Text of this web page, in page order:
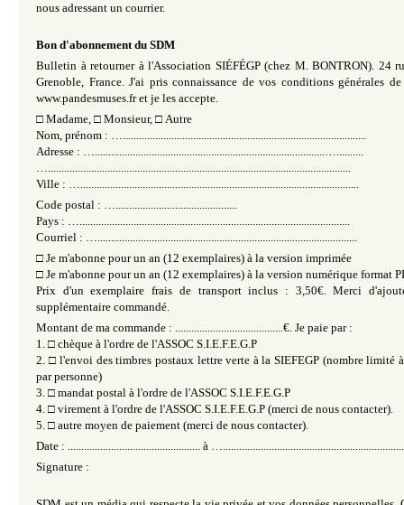
nous adressant un courrier.
Bon d'abonnement du SDM
Bulletin à retourner à l'Association SIÉFÉGP (chez M. BONTRON). 24
Grenoble, France. J'ai pris connaissance de vos conditions générales
www.pandesmuses.fr et je les accepte.
□ Madame, □ Monsieur, □ Autre
Nom, prénom : …..........................................................................................
Adresse : ….....................................................................................…..........
…................................................................................................................
Ville : ….......................................................................................................
Code postal : ….............................................
Pays : …....................................................................................................
Courriel : …................................................................................................
□ Je m'abonne pour un an (12 exemplaires) à la version imprimée
□ Je m'abonne pour un an (12 exemplaires) à la version numérique format
Prix d'un exemplaire frais de transport inclus : 3,50€. Merci
supplémentaire commandé.
Montant de ma commande : ........................................€. Je paie par :
1. □ chèque à l'ordre de l'ASSOC S.I.E.F.E.G.P
2. □ l'envoi des timbres postaux lettre verte à la SIEFEGP (nombre limité
par personne)
3. □ mandat postal à l'ordre de l'ASSOC S.I.E.F.E.G.P
4. □ virement à l'ordre de l'ASSOC S.I.E.F.E.G.P (merci de nous contacter).
5. □ autre moyen de paiement (merci de nous contacter).
Date : ................................................. à
Signature :